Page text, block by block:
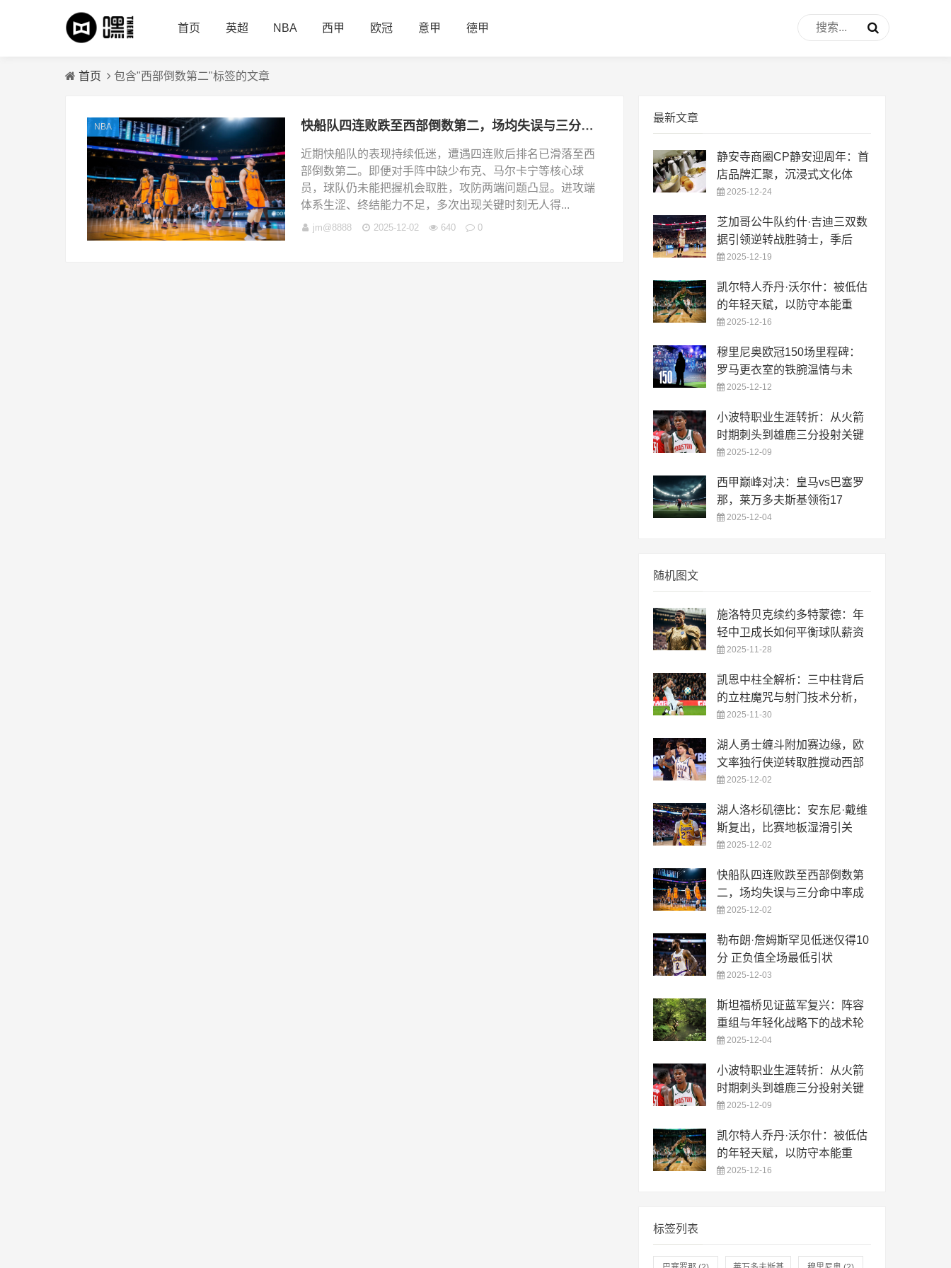
首页 英超 NBA 西甲 欧冠 意甲 德甲
首页 包含"西部倒数第二"标签的文章
NBA 快船队四连败跌至西部倒数第二，场均失误与三分命中率成致命短板
近期快船队的表现持续低迷，遭遇四连败后排名已滑落至西
部倒数第二。即便对手阵中缺少布克、马尔卡宁等核心球
员，球队仍未能把握机会取胜，攻防两端问题凸显。进攻端
体系生涩、终结能力不足，多次出现关键时刻无人得...
jm@8888 2025-12-02 640 0
最新文章
静安寺商圈CP静安迎周年：首
店品牌汇聚，沉浸式文化体
2025-12-24
芝加哥公牛队约什·吉迪三双数
据引领逆转战胜骑士，季后
2025-12-19
凯尔特人乔丹·沃尔什：被低估
的年轻天赋，以防守本能重
2025-12-16
穆里尼奥欧冠150场里程碑：
罗马更衣室的铁腕温情与未
2025-12-12
小波特职业生涯转折：从火箭
时期刺头到雄鹿三分投射关键
2025-12-09
西甲巅峰对决：皇马vs巴塞罗
那，莱万多夫斯基领衔17
2025-12-04
随机图文
施洛特贝克续约多特蒙德：年
轻中卫成长如何平衡球队薪资
2025-11-28
凯恩中柱全解析：三中柱背后
的立柱魔咒与射门技术分析，
2025-11-30
湖人勇士缠斗附加赛边缘，欧
文率独行侠逆转取胜搅动西部
2025-12-02
湖人洛杉矶德比：安东尼·戴维
斯复出，比赛地板湿滑引关
2025-12-02
快船队四连败跌至西部倒数第
二，场均失误与三分命中率成
2025-12-02
勒布朗·詹姆斯罕见低迷仅得10
分 正负值全场最低引状
2025-12-03
斯坦福桥见证蓝军复兴：阵容
重组与年轻化战略下的战术轮
2025-12-04
小波特职业生涯转折：从火箭
时期刺头到雄鹿三分投射关键
2025-12-09
凯尔特人乔丹·沃尔什：被低估
的年轻天赋，以防守本能重
2025-12-16
标签列表